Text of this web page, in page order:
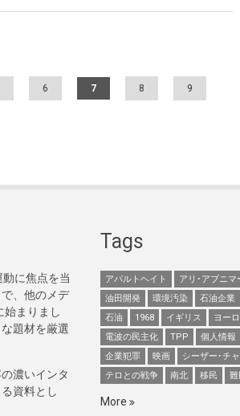
6 7 8 9
に焦点を当
、他のメデ
始まりまし
題材を厳選
濃いインタ
資料とし
Tags
アパルトヘイト アリ･アブニマ
油田開発
環境汚染 石油企業
石油
1968 イギリス ヨー
電波の民主化
TPP 個人情報
企業犯罪
映画 シーザー･チ
テロとの戦争
南北 移民 難
More